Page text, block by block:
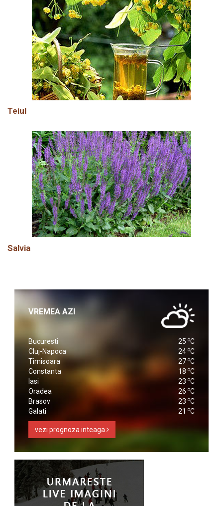
Teiul
Salvia
VREMEA AZI
Bucuresti 25 oC
Cluj-Napoca
24 oC
Timisoara
27 oC
Constanta
18 oC
Iasi
23 oC
Oradea
26 oC
Brasov
23 oC
Galati
21 oC
vezi prognoza inteaga